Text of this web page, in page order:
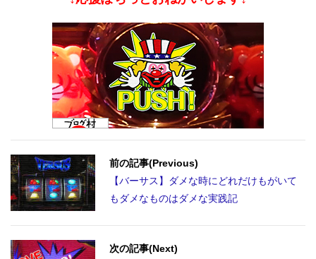
前の記事(Previous)
【バーサス】ダメな時にどれだけもがいて
もダメなものはダメな実践記
次の記事(Next)